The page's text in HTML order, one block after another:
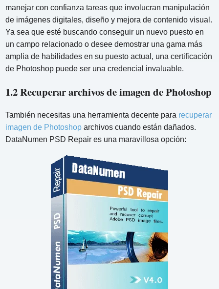
manejar con confianza tareas que involucran manipulación
de imágenes digitales, diseño y mejora de contenido visual.
Ya sea que esté buscando conseguir un nuevo puesto en
un campo relacionado o desee demostrar una gama más
amplia de habilidades en su puesto actual, una certificación
de Photoshop puede ser una credencial invaluable.
1.2 Recuperar archivos de imagen de Photoshop
También necesitas una herramienta decente para recuperar
imagen de Photoshop archivos cuando están dañados.
DataNumen PSD Repair es una maravillosa opción: